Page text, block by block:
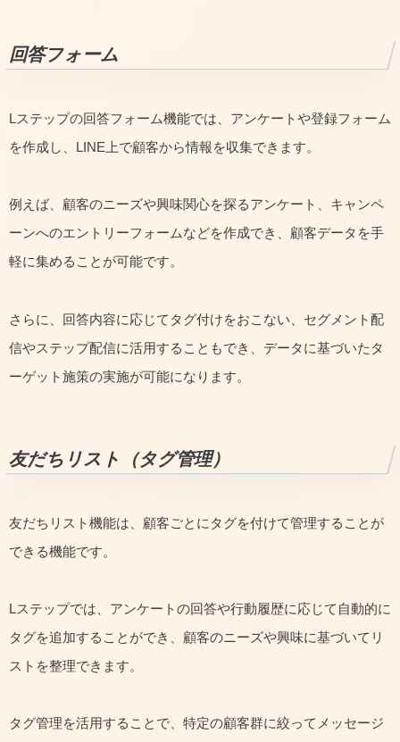
回答フォーム
Lステップの回答フォーム機能では、アンケートや登録フォーム
を作成し、LINE上で顧客から情報を収集できます。
例えば、顧客のニーズや興味関心を探るアンケート、キャンペ
ーンへのエントリーフォームなどを作成でき、顧客データを手
軽に集めることが可能です。
さらに、回答内容に応じてタグ付けをおこない、セグメント配
信やステップ配信に活用することもでき、データに基づいたタ
ーゲット施策の実施が可能になります。
友だちリスト（タグ管理）
友だちリスト機能は、顧客ごとにタグを付けて管理することが
できる機能です。
Lステップでは、アンケートの回答や行動履歴に応じて自動的に
タグを追加することができ、顧客のニーズや興味に基づいてリ
ストを整理できます。
タグ管理を活用することで、特定の顧客群に絞ってメッセージ